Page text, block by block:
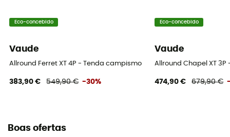
Eco-concebido
Vaude
Allround Ferret XT 4P - Tenda campismo
383,90 € 549,90 € -30%
Eco-concebido
Vaude
Allround Chapel XT
474,90 € 679,90 €
Boas ofertas